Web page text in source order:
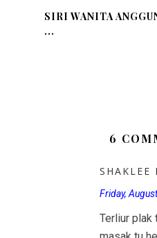
SIRI WANITA
...
6
SHAKLEE
Friday,
Terliur plak